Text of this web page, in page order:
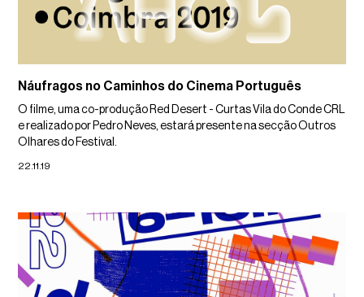
Náufragos no Caminhos do Cinema Português
O filme, uma co-produção Red Desert - Curtas Vila do Conde CRL
e realizado por Pedro Neves, estará presente na secção Outros
Olhares do Festival.
22.11.19